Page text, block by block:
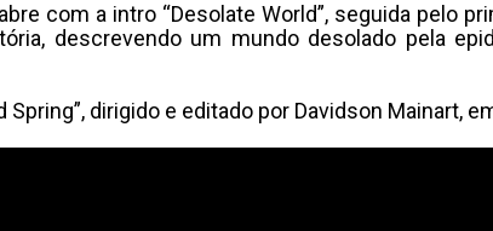
com a intro “Desolate World”, seguida pelo
descrevendo um mundo desolado pela
dirigido e editado por Davidson Mainart,